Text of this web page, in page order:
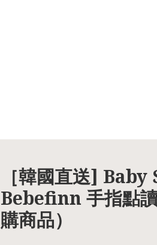
［韓國直送]
Bebefinn 手指點
購商品）